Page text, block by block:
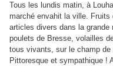
Tous les lundis matin, à
marché envahit la ville.
articles divers dans la grande
poulets de Bresse, volailles
tous vivants, sur le champ de
Pittoresque et sympathique !